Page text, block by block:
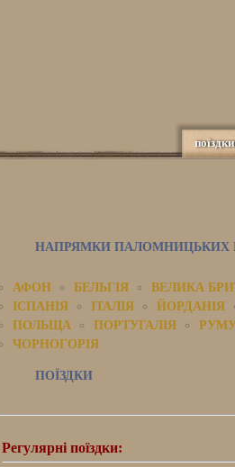
поїздки
НАПРЯМКИ ПАЛОМНИЦЬКИХ
АФОН БЕЛЬГІЯ
ВЕЛИКА
ІСПАНІЯ
ІТАЛІЯ
ЙОРДАНІЯ
ПОЛЬЩА
ПОРТУГАЛІЯ
ЧОРНОГОРІЯ
ПОЇЗДКИ
Регулярні поїздки: